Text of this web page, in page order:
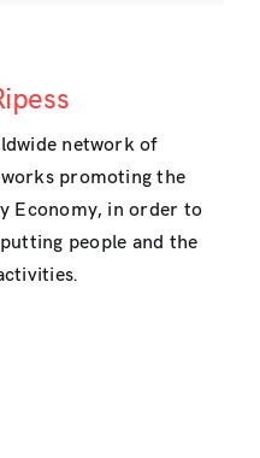
network of
promoting the
Economy, in order to
people and the